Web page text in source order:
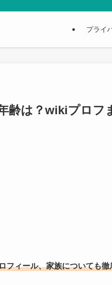
プライ
齢は？wikiプロフ
フィール、家族についても